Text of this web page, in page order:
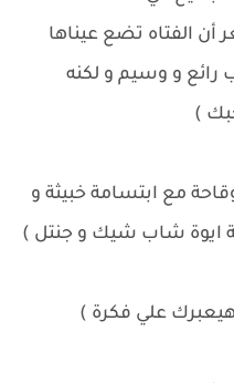
أن الفتاه تضع عيناها
رائع و وسيم و لكنه
)
مع ابتسامة خبيثة و
ايوة شاب شيك و جنتل )
علي فكرة )